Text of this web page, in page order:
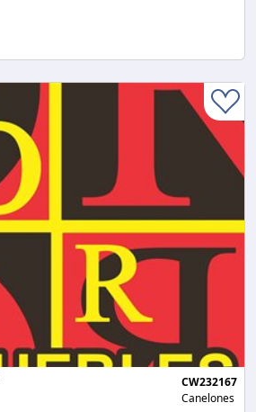
CW232167
Canelones